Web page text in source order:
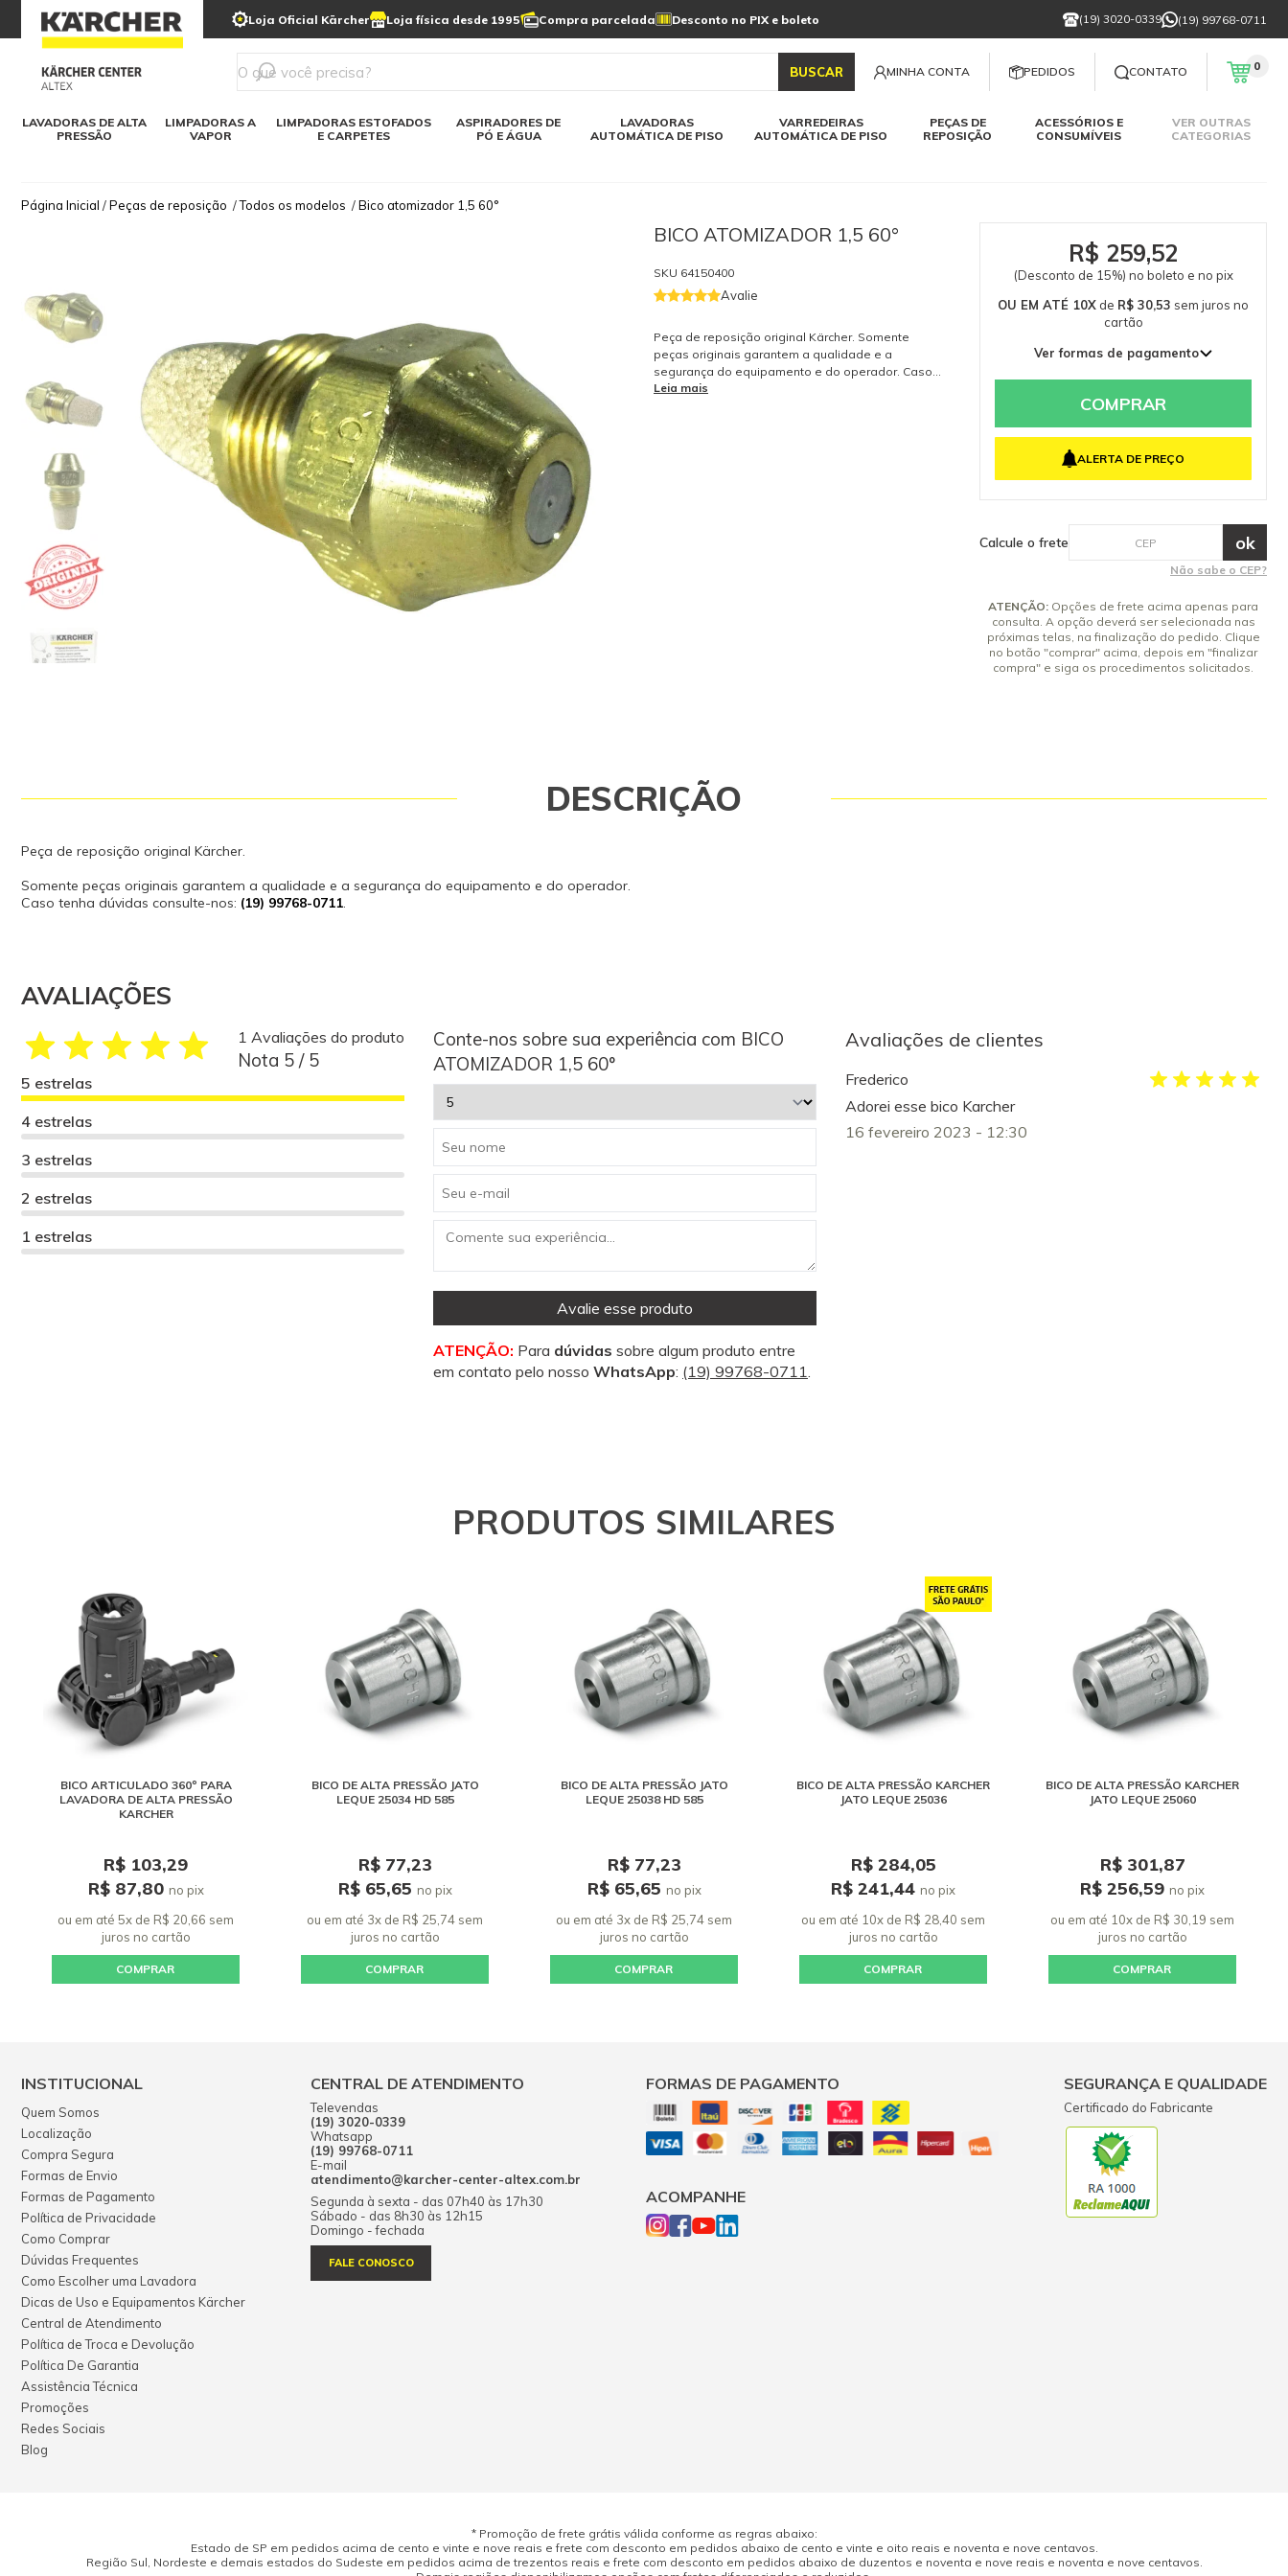
Loja Oficial Kärcher Loja física desde 1995 Compra parcelada Desconto no PIX e boleto (19) 3020-0339 (19) 99768-0711
BUSCAR MINHA CONTA PEDIDOS CONTATO 0
LAVADORAS DE ALTA
PRESSÃO
Detergentes
Linha a bateria
LIMPADORAS A
VAPOR
LIMPADORAS ESTOFADOS
E CARPETES
ASPIRADORES DE
PÓ E ÁGUA
Linha a bateria
LAVADORAS
AUTOMÁTICA DE PISO
VARREDEIRAS
AUTOMÁTICA DE PISO
PEÇAS DE
REPOSIÇÃO
Lavadoras automática
Varredeiras automática
ACESSÓRIOS E
CONSUMÍVEIS
Varredeiras automática
VER OUTRAS
CATEGORIAS
Kärcher para o lar Soluções digitais
Limpeza de painel
solar
Página Inicial /Peças de reposição /Todos os modelos /Bico atomizador 1,5 60°
BICO ATOMIZADOR 1,5 60°
SKU 64150400
Avalie
Peça de reposição original Kärcher. Somente
peças originais garantem a qualidade e a
segurança do equipamento e do operador. Caso
tenha dúvidas consulte-nos: (19) 99768-0711.
Leia mais
R$ 259,52
(Desconto de 15%) no boleto e no pix
OU EM ATÉ 10X de R$ 30,53 sem juros no
cartão
Ver formas de pagamento
2x de R$ 152,66 sem juros
5x de R$ 61,06 sem juros
8x de R$ 38,16 sem juros
9x de R$ 33,92 sem juros
COMPRAR
ALERTA DE PREÇO
Calcule o frete
Não sabe o CEP?
ATENÇÃO: Opções de frete acima apenas para
consulta. A opção deverá ser selecionada nas
próximas telas, na finalização do pedido. Clique
no botão "comprar" acima, depois em "finalizar
compra" e siga os procedimentos solicitados.
DESCRIÇÃO
Peça de reposição original Kärcher.
Somente peças originais garantem a qualidade e a segurança do equipamento e do operador.
Caso tenha dúvidas consulte-nos: (19) 99768-0711.
AVALIAÇÕES
1 Avaliações do produto
Nota 5 / 5
5 estrelas
4 estrelas
3 estrelas
2 estrelas
1 estrelas
Conte-nos sobre sua experiência com BICO
ATOMIZADOR 1,5 60°
Avalie esse produto
ATENÇÃO: Para dúvidas sobre algum produto entre
em contato pelo nosso WhatsApp: (19) 99768-0711.
Avaliações de clientes
Frederico
Adorei esse bico Karcher
16 fevereiro 2023 - 12:30
PRODUTOS SIMILARES
BICO ARTICULADO 360º PARA
LAVADORA DE ALTA PRESSÃO
KARCHER
R$ 103,29
R$ 87,80 no pix
ou em até 5x de R$ 20,66 sem
juros no cartão
COMPRAR
BICO DE ALTA PRESSÃO JATO
LEQUE 25034 HD 585
R$ 77,23
R$ 65,65 no pix
ou em até 3x de R$ 25,74 sem
juros no cartão
COMPRAR
BICO DE ALTA PRESSÃO JATO
LEQUE 25038 HD 585
R$ 77,23
R$ 65,65 no pix
ou em até 3x de R$ 25,74 sem
juros no cartão
COMPRAR
BICO DE ALTA PRESSÃO KARCHER
JATO LEQUE 25036
R$ 284,05
R$ 241,44 no pix
ou em até 10x de R$ 28,40 sem
juros no cartão
COMPRAR
BICO DE ALTA PRESSÃO KARCHER
JATO LEQUE 25060
R$ 301,87
R$ 256,59 no pix
ou em até 10x de R$ 30,19 sem
juros no cartão
COMPRAR
INSTITUCIONAL
Quem Somos
Localização
Compra Segura
Formas de Envio
Formas de Pagamento
Política de Privacidade
Como Comprar
Dúvidas Frequentes
Como Escolher uma Lavadora
Dicas de Uso e Equipamentos Kärcher
Central de Atendimento
Política de Troca e Devolução
Política De Garantia
Assistência Técnica
Promoções
Redes Sociais
Blog
CENTRAL DE ATENDIMENTO
Televendas
(19) 3020-0339
Whatsapp
(19) 99768-0711
E-mail
atendimento@karcher-center-altex.com.br
Segunda à sexta - das 07h40 às 17h30
Sábado - das 8h30 às 12h15
Domingo - fechada
FALE CONOSCO
FORMAS DE PAGAMENTO
ACOMPANHE
SEGURANÇA E QUALIDADE
Certificado do Fabricante
* Promoção de frete grátis válida conforme as regras abaixo:
Estado de SP em pedidos acima de cento e vinte e nove reais e frete com desconto em pedidos abaixo de cento e vinte e oito reais e noventa e nove centavos.
Região Sul, Nordeste e demais estados do Sudeste em pedidos acima de trezentos reais e frete com desconto em pedidos abaixo de duzentos e noventa e nove reais e noventa e nove centavos.